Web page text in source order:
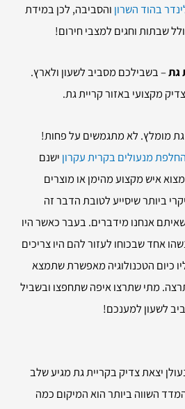
בהוד השרון והסביבה, לכן במידת
שבתות וחגים למצבי חירום!
גת– בשבילכם מסביב לשעון ולארץ.
מקצועי באזור קריית גת.
גת מומלץ. לא מתגמשים על פחות!
החלפת מנעולים בקרית עקרון ישנם
איש מקצוע מהימן או מוצרים
ביותר שיסייע לטובת הדבר זה
אנחנו מידברים. בעבר כאשר היו
אחד שבכוחו לעזור להם היו צריכים
כיום הטכנולוגיה מאפשרת שתמצא
מתי שתרצו איפה שתחפצו ובשביל
לשעון למענכם!
יצאת צדיק בקריית גת מגיע שלב
השווה ביותר הוא המיקום כמה